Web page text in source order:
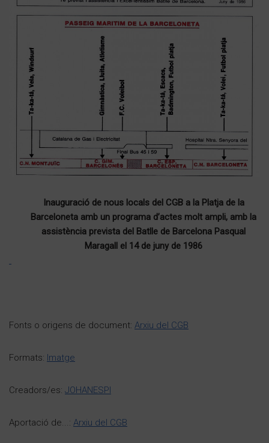
Inauguració de nous locals del CGB a la Platja de la
Barceloneta amb un programa d’actes molt ampli, amb la
assistència prevista del Batlle de Barcelona Pasqual
Maragall el 14 de juny de 1986
Fonts o origens de document: Arxiu del CGB
Formats: Imatge
Creadors/es: JOHANESPI
Aportació de...: Arxiu del CGB